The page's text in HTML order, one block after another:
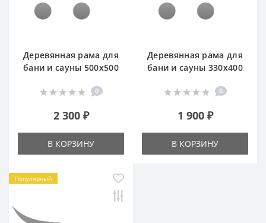
Деревянная рама для
бани и сауны 500х500
0
2 300 ₽
В КОРЗИНУ
Деревянная рама для
бани и сауны 330х400
0
1 900 ₽
В КОРЗИНУ
Популярный